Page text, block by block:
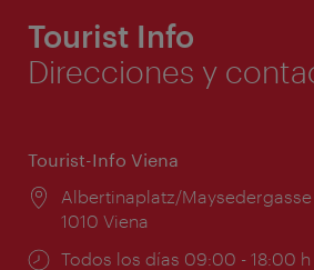
Tourist Info
Direcciones y
Tourist-Info Viena
Lugar:
Albertinaplatz/Maysedergasse
1010 Viena
Horarios
Todos los días 09:00 - 18:00 h